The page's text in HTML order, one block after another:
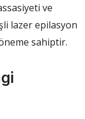
ve
lazer epilasyon
sahiptir.